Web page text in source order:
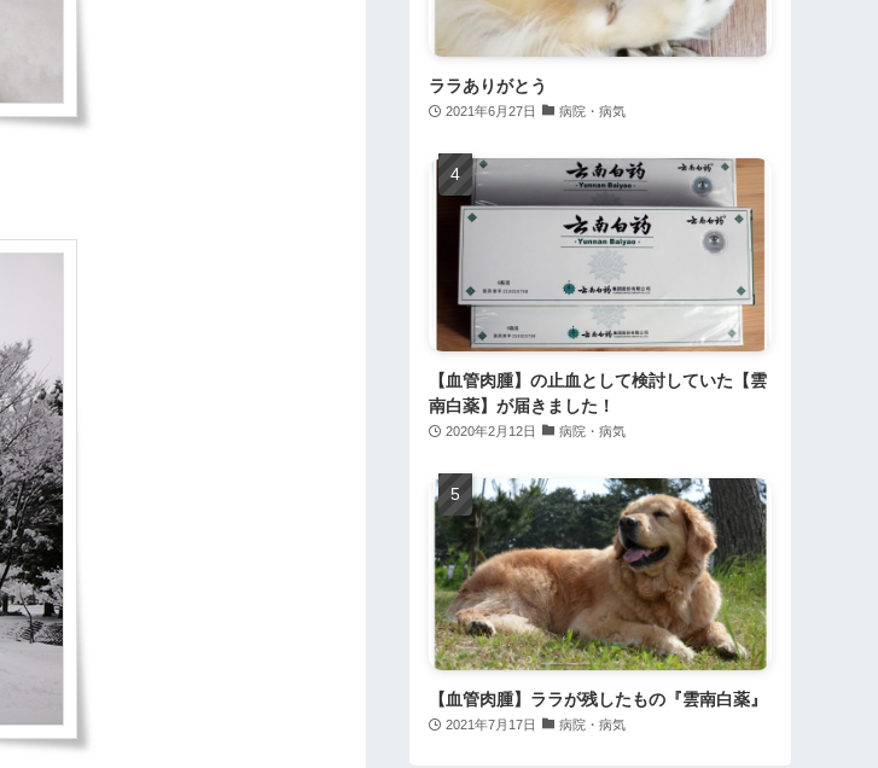
ララありがとう
2021年6月27日 病院・病気
【血管肉腫】の止血として検討していた【雲
南白薬】が届きました！
2020年2月12日 病院・病気
【血管肉腫】ララが残したもの『雲南白薬』
2021年7月17日 病院・病気